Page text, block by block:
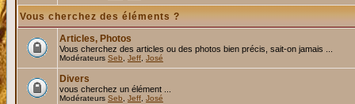
Vous cherchez des éléments ?
Articles, Photos
Vous cherchez des articles ou des photos bien précis, sait-on jamais ...
Modérateurs Seb Jeff José
Divers
vous cherchez un élément ...
Modérateurs Seb Jeff José